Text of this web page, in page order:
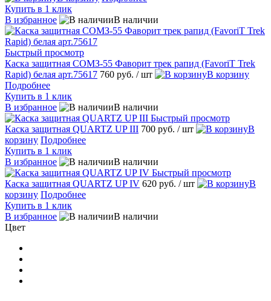
Купить в 1 клик
В избранное
В наличии
Быстрый просмотр
Каска защитная СОМЗ-55 Фаворит трек рапид (FavoriT Trek
Rapid) белая арт.75617 760 руб. / шт
В корзину
Подробнее
Купить в 1 клик
В избранное
В наличии
Быстрый просмотр
Каска защитная QUARTZ UP III 700 руб. / шт
В
корзину Подробнее
Купить в 1 клик
В избранное
В наличии
Быстрый просмотр
Каска защитная QUARTZ UP IV 620 руб. / шт
В
корзину Подробнее
Купить в 1 клик
В избранное
В наличии
Цвет